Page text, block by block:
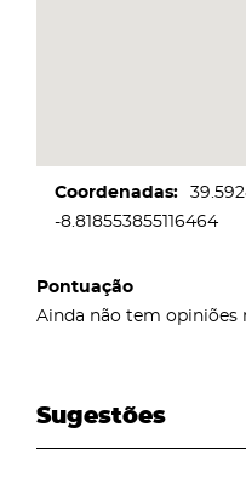
Coordenadas
-8.818553855116464
Pontuação
Ainda não tem opiniões
Sugestões